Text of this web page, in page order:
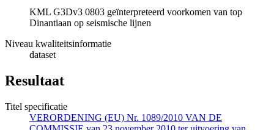
KML G3Dv3 0803 geïnterpreteerd voorkomen van top
Dinantiaan op seismische lijnen
Niveau kwaliteitsinformatie
dataset
Resultaat
Titel specificatie
VERORDENING (EU) Nr. 1089/2010 VAN DE